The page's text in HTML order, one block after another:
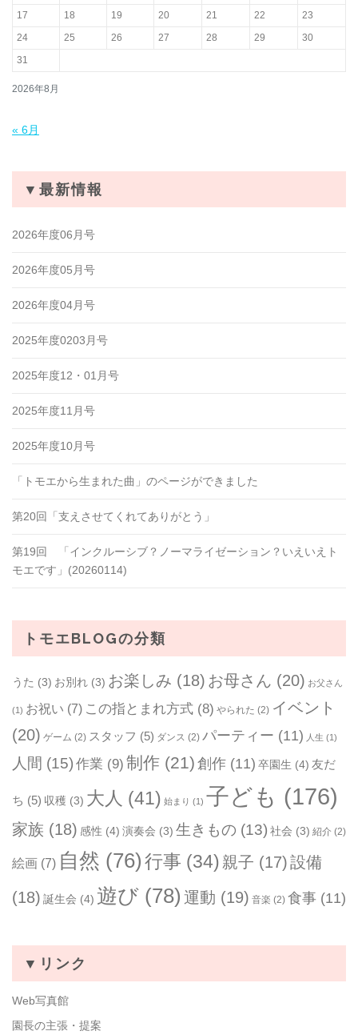
2026年8月
17
18 19 20 21 22
23
24
25 26 27 28 29
30
31
« 6月
▼最新情報
2026年度06月号
2026年度05月号
2026年度04月号
2025年度0203月号
2025年度12・01月号
2025年度11月号
2025年度10月号
「トモエから生まれた曲」のページができました
第20回「支えさせてくれてありがとう」
第19回 「インクルーシブ？ノーマライゼーション？いえいえト
モエです」(20260114)
トモエBLOGの分類
うた (3) お別れ (3) お楽しみ (18) お母さん (20) お父さん
(1) お祝い (7) この指とまれ方式 (8) やられた (2) イベント
(20) ゲーム (2) スタッフ (5) ダンス (2) パーティー (11) 人生 (1)
人間 (15) 作業 (9) 制作 (21) 創作 (11) 卒園生 (4) 友だ
ち (5) 収穫 (3) 大人 (41) 始まり (1) 子ども (176)
家族 (18) 感性 (4) 演奏会 (3) 生きもの (13) 社会 (3) 紹介 (2)
絵画 (7) 自然 (76) 行事 (34) 親子 (17)設備
(18) 誕生会 (4) 遊び (78) 運動 (19) 音楽 (2) 食事 (11)
▼リンク
Web写真館
園長の主張・提案